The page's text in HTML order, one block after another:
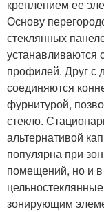
креплением ее
Основу
стеклянных
устанавливаются
профилей. Друг с
соединяются
фурнитурой,
стекло.
альтернативой
популярна при
помещений, но и
зонирующим